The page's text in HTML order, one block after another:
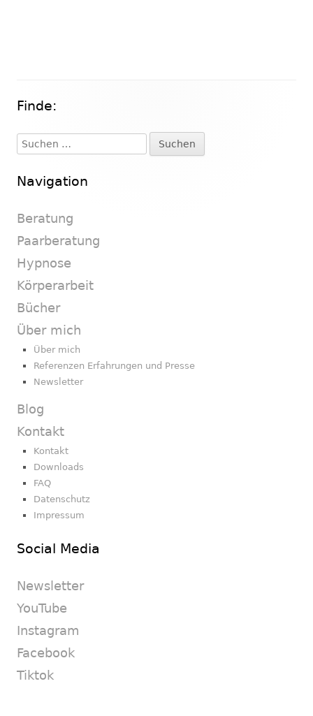
Haupt-
Seitenleiste
Finde:
Suchen
nach:
Navigation
Beratung
Paarberatung
Hypnose
Körperarbeit
Bücher
Über mich
Über mich
Referenzen Erfahrungen und Presse
Newsletter
Blog
Kontakt
Kontakt
Downloads
FAQ
Datenschutz
Impressum
Social Media
Newsletter
YouTube
Instagram
Facebook
Tiktok